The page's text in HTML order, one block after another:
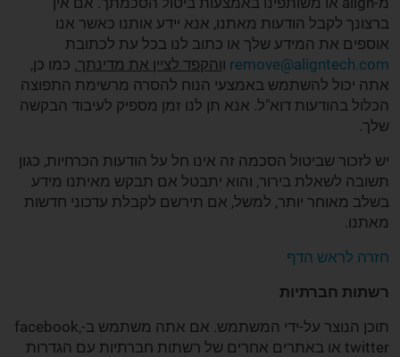
ברצונך לקבל הודעות מאתנו, אנא יידע אותנו כאשר אנו
אוספים את המידע שלך או כתוב לנו בכל עת לכתובת
remove@aligntech.com ווהקפד לציין את מדינתך. כמו כן,
אתה יכול להשתמש באמצעי הנוח להסרה מרשימת התפוצה
הכלול בהודעות דוא"ל. אנא תן לנו זמן מספיק לעיבוד הבקשה
שלך.
יש לזכור שביטול הסכמה זה אינו חל על הודעות הכרחיות, כגון
תשובה לשאלת בירור, והוא יתבטל אם תבקש מאיתנו מידע
בשלב מאוחר יותר, למשל, אם תירשם לקבלת עדכוני חדשות
מאתנו.
חזרה לראש הדף
רשתות חברתיות
תוכן הנוצר על-ידי המשתמש. אם אתה משתמש ב-facebook,
twitter או באתרים אחרים של רשתות חברתיות עם הגדרות